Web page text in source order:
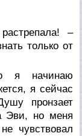
–
только от
я начинаю
я сейчас
пронзает
Эви, но меня
чувствовал